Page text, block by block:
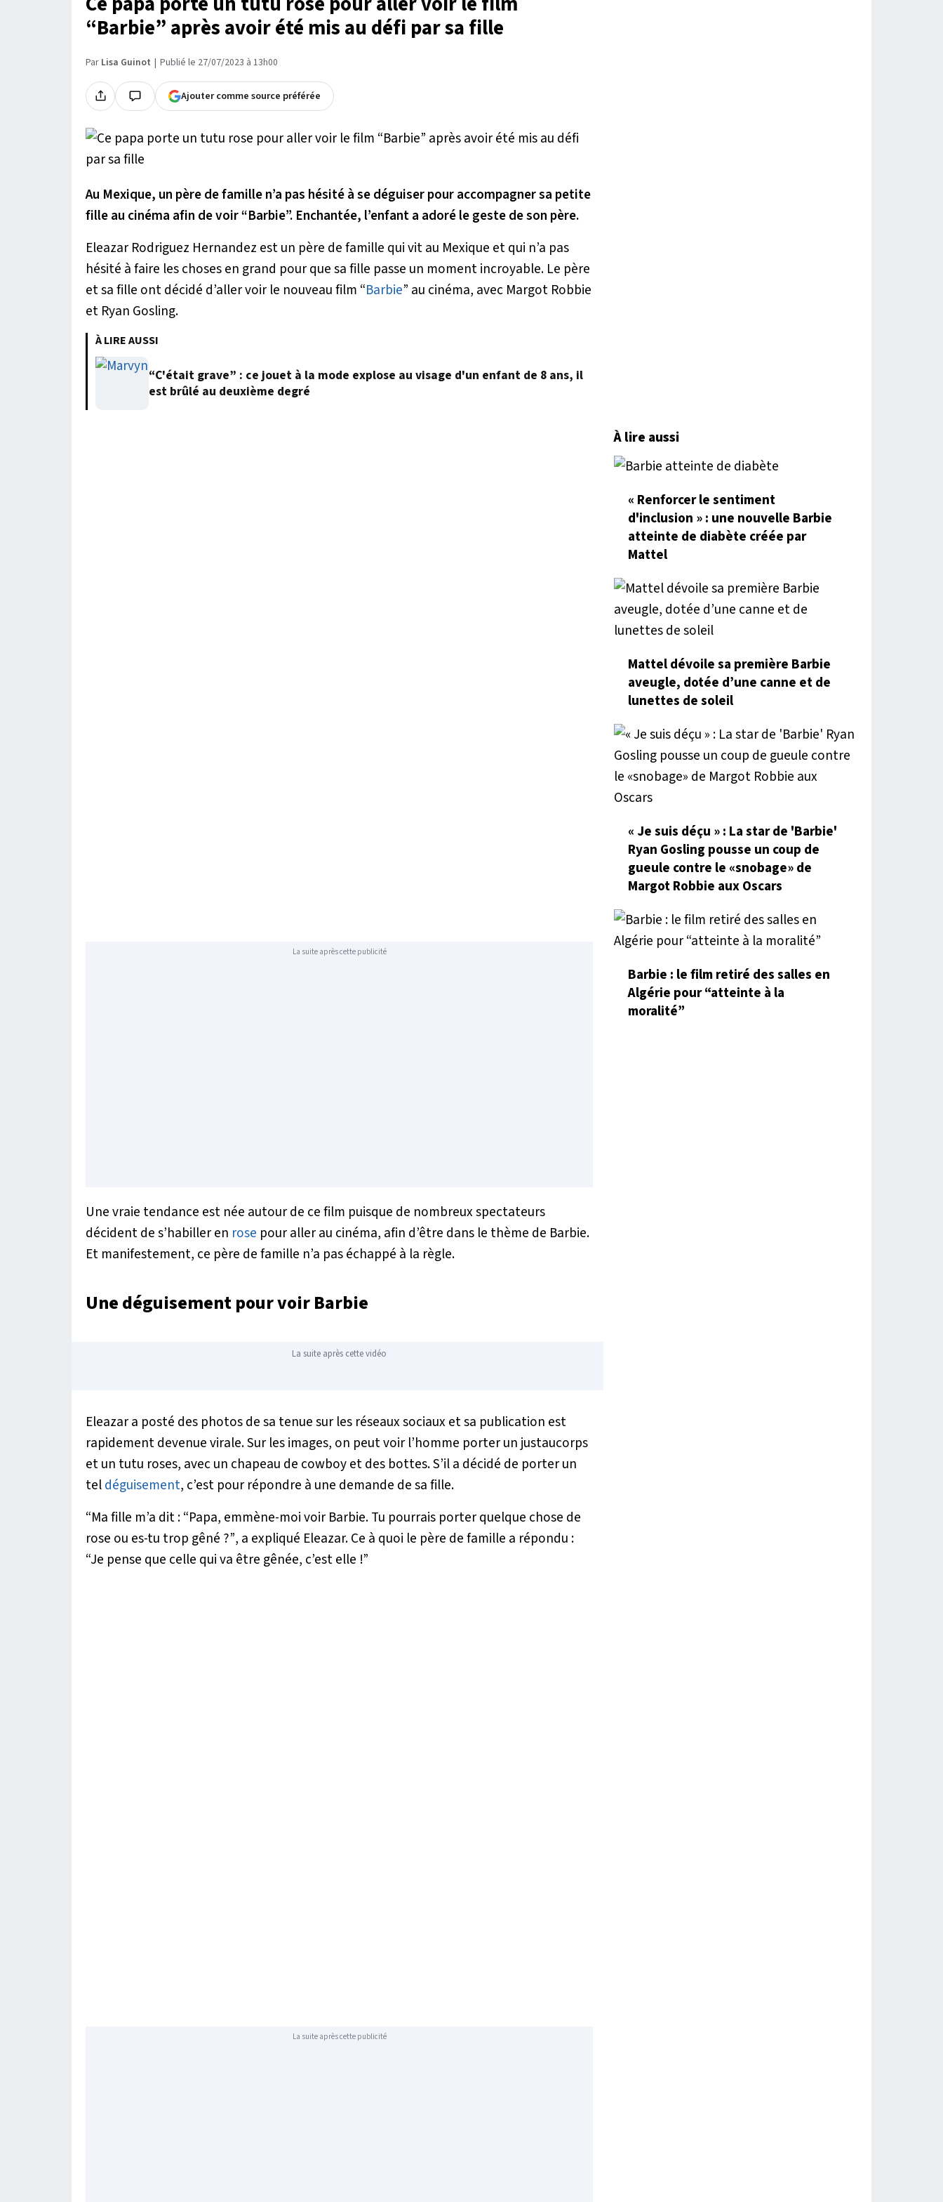
“Barbie” après avoir été mis au défi par sa fille
Par Lisa Guinot Publié le 27/07/2023 à 13h00
Ajouter comme source préférée
Au Mexique, un père de famille n’a pas hésité à se déguiser pour accompagner sa petite
fille au cinéma afin de voir “Barbie”. Enchantée, l’enfant a adoré le geste de son père.
Eleazar Rodriguez Hernandez est un père de famille qui vit au Mexique et qui n’a pas
hésité à faire les choses en grand pour que sa fille passe un moment incroyable. Le père
et sa fille ont décidé d’aller voir le nouveau film “Barbie” au cinéma, avec Margot Robbie
et Ryan Gosling.
À LIRE AUSSI
“C'était grave” : ce jouet à la mode explose au visage d'un enfant de 8 ans, il
est brûlé au deuxième degré
La suite après cette publicité
Une vraie tendance est née autour de ce film puisque de nombreux spectateurs
décident de s’habiller en rose pour aller au cinéma, afin d’être dans le thème de Barbie.
Et manifestement, ce père de famille n’a pas échappé à la règle.
Une déguisement pour voir Barbie
La suite après cette vidéo
Eleazar a posté des photos de sa tenue sur les réseaux sociaux et sa publication est
rapidement devenue virale. Sur les images, on peut voir l’homme porter un justaucorps
et un tutu roses, avec un chapeau de cowboy et des bottes. S’il a décidé de porter un
teldéguisement, c’est pour répondre à une demande de sa fille.
“Ma fille m’a dit : “Papa, emmène-moi voir Barbie. Tu pourrais porter quelque chose de
rose ou es-tu trop gêné ?”, a expliqué Eleazar. Ce à quoi le père de famille a répondu :
“Je pense que celle qui va être gênée, c’est elle !”
La suite après cette publicité
À lire aussi
« Renforcer le sentiment
d'inclusion » : une nouvelle Barbie
atteinte de diabète créée par
Mattel
Mattel dévoile sa première Barbie
aveugle, dotée d’une canne et de
lunettes de soleil
« Je suis déçu » : La star de 'Barbie'
Ryan Gosling pousse un coup de
gueule contre le «snobage» de
Margot Robbie aux Oscars
Barbie : le film retiré des salles en
Algérie pour “atteinte à la
moralité”